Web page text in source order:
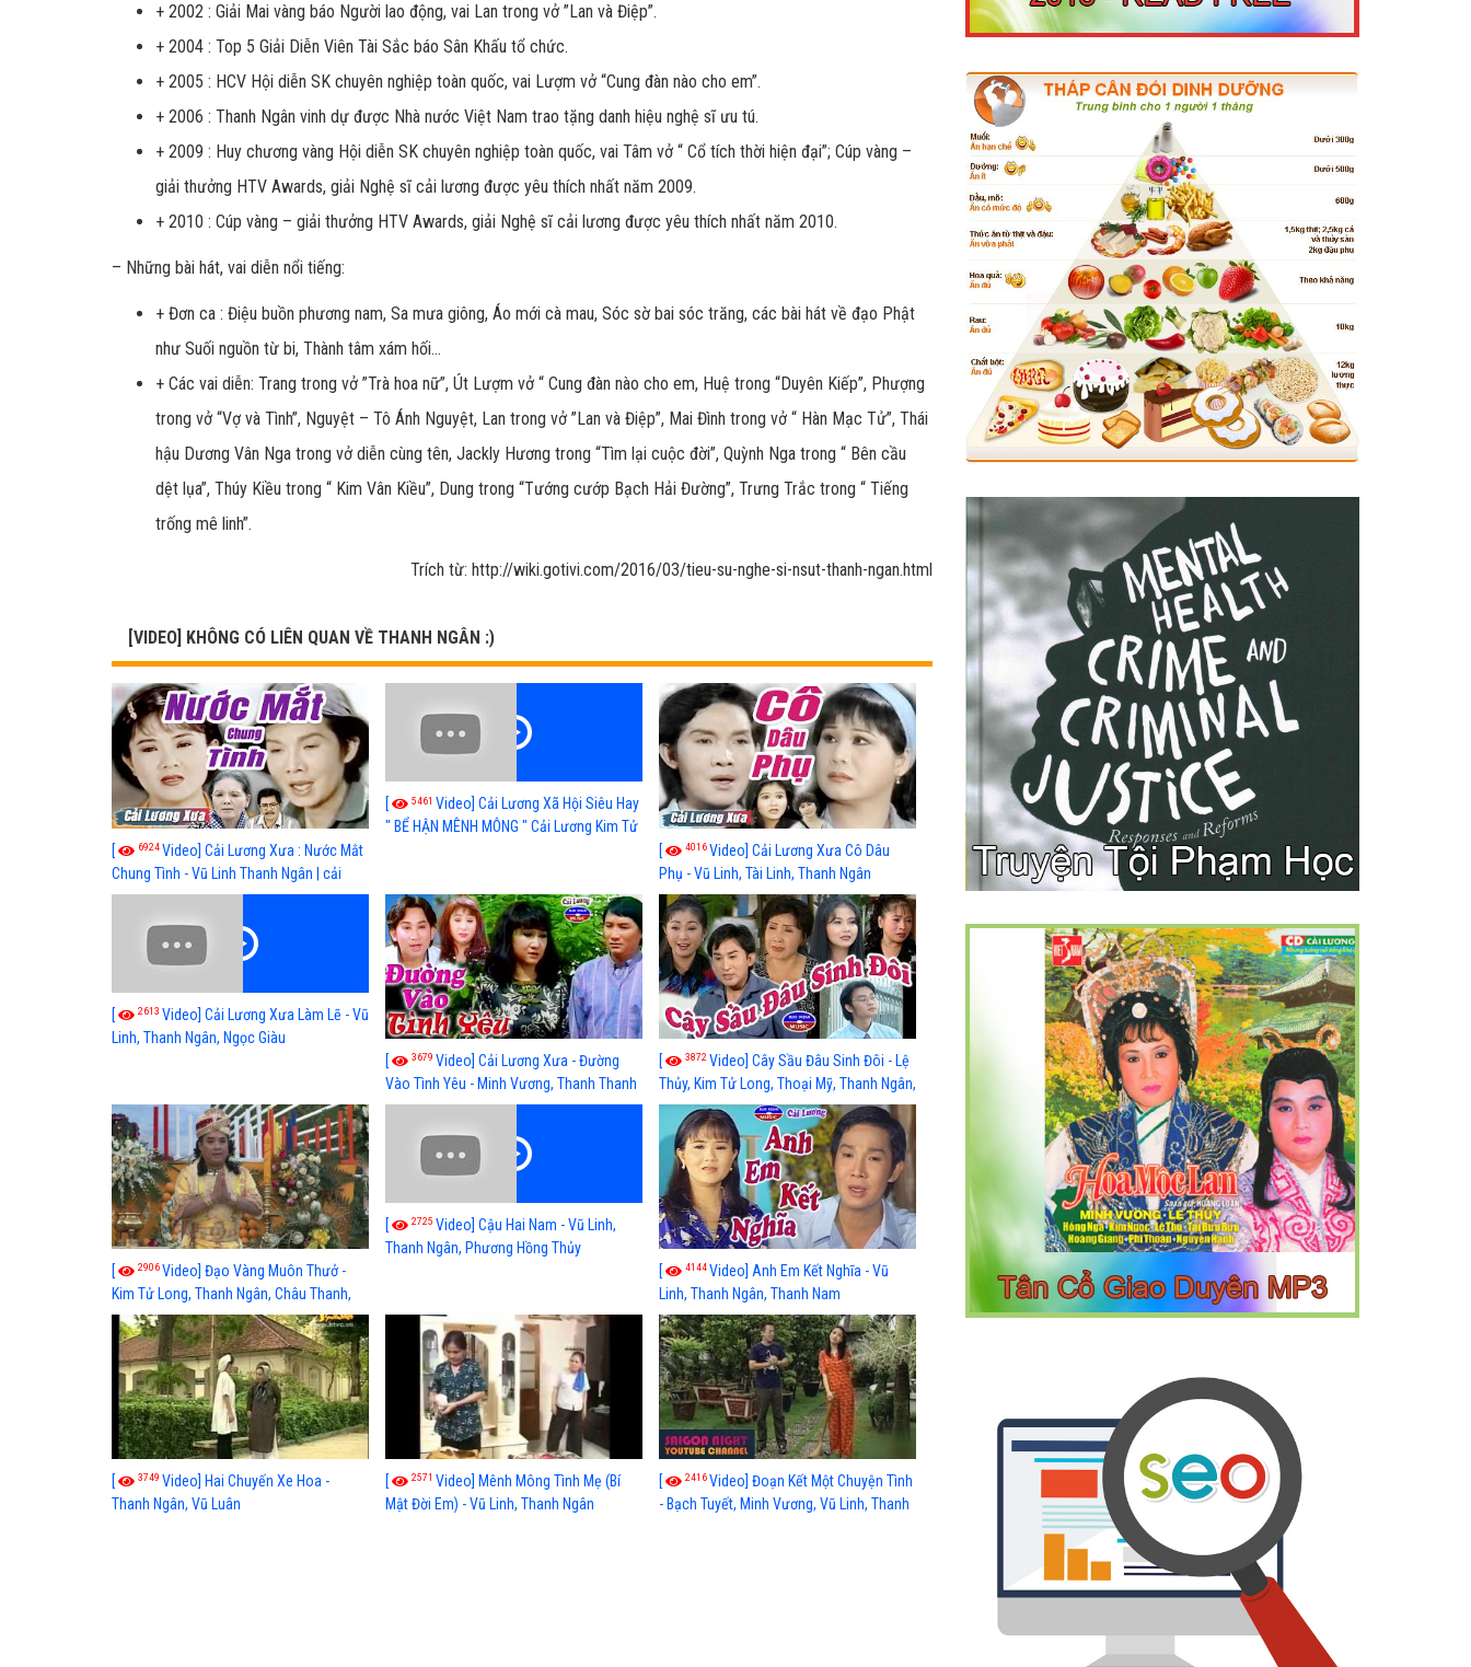
+ 2002 : Giải Mai vàng báo Người lao động, vai Lan trong vở ”Lan và Điệp”.
+ 2004 : Top 5 Giải Diễn Viên Tài Sắc báo Sân Khấu tổ chức.
+ 2005 : HCV Hội diễn SK chuyên nghiệp toàn quốc, vai Lượm vở “Cung đàn nào cho em”.
+ 2006 : Thanh Ngân vinh dự được Nhà nước Việt Nam trao tặng danh hiệu nghệ sĩ ưu tú.
+ 2009 : Huy chương vàng Hội diễn SK chuyên nghiệp toàn quốc, vai Tâm vở “ Cổ tích thời hiện đại”; Cúp vàng –
giải thưởng HTV Awards, giải Nghệ sĩ cải lương được yêu thích nhất năm 2009.
+ 2010 : Cúp vàng – giải thưởng HTV Awards, giải Nghệ sĩ cải lương được yêu thích nhất năm 2010.
– Những bài hát, vai diễn nổi tiếng:
+ Đơn ca : Điệu buồn phương nam, Sa mưa giông, Áo mới cà mau, Sóc sờ bai sóc trăng, các bài hát về đạo Phật
như Suối nguồn từ bi, Thành tâm xám hối…
+ Các vai diễn: Trang trong vở ”Trà hoa nữ”, Út Lượm vở “ Cung đàn nào cho em, Huệ trong “Duyên Kiếp”, Phượng
trong vở “Vợ và Tình”, Nguyệt – Tô Ánh Nguyệt, Lan trong vở ”Lan và Điệp”, Mai Đình trong vở “ Hàn Mạc Tử”, Thái
hậu Dương Vân Nga trong vở diễn cùng tên, Jackly Hương trong “Tìm lại cuộc đời”, Quỳnh Nga trong “ Bên cầu
dệt lụa”, Thúy Kiều trong “ Kim Vân Kiều”, Dung trong “Tướng cướp Bạch Hải Đường”, Trưng Trắc trong “ Tiếng
trống mê linh”.
Trích từ: http://wiki.gotivi.com/2016/03/tieu-su-nghe-si-nsut-thanh-ngan.html
[VIDEO] KHÔNG CÓ LIÊN QUAN VỀ THANH NGÂN :)
[ 6924Video] Cải Lương Xưa : Nước Mắt
Chung Tình - Vũ Linh Thanh Ngân | cải
lương xã hội hay nhất
[ 5461 Video] Cải Lương Xã Hội Siêu Hay
" BỂ HẬN MÊNH MÔNG " Cải Lương Kim Tử
[ 4016Video] Cải Lương Xưa Cô Dâu
Phụ - Vũ Linh, Tài Linh, Thanh Ngân
[ 2613 Video] Cải Lương Xưa Làm Lẽ - Vũ
Linh, Thanh Ngân, Ngọc Giàu
[
3679 Video] Cải Lương Xưa - Đường
Vào Tình Yêu - Minh Vương, Thanh Thanh
Tâm, Kim Tử Long, Thoại Mỹ, Thanh Ngân
[ 3872 Video] Cây Sầu Đâu Sinh Đôi - Lệ
Thủy, Kim Tử Long, Thoại Mỹ, Thanh Ngân,
Phượng Hằng, Trọng Hữu, Kim Tiểu Long,
Ngân Tuấn, Thanh Tú
[ 2906Video] Đạo Vàng Muôn Thưở -
Kim Tử Long, Thanh Ngân, Châu Thanh,
Cẩm Tiên, Diệp Lang, Tuấn Anh, Bảo
Chung, Điền Tử Lang, Anh Danh, Hồng
Yến, Phượng Loan
[ 2725 Video] Cậu Hai Nam - Vũ Linh,
Thanh Ngân, Phương Hồng Thủy
[
4144Video] Anh Em Kết Nghĩa - Vũ
Linh, Thanh Ngân, Thanh Nam
[ 3749 Video] Hai Chuyến Xe Hoa -
Thanh Ngân, Vũ Luân
[ 2571 Video] Mênh Mông Tình Mẹ (Bí
Mật Đời Em) - Vũ Linh, Thanh Ngân
[ 2416Video] Đoạn Kết Một Chuyện Tình
- Bạch Tuyết, Minh Vương, Vũ Linh, Thanh
Like Fanpage Để Ủng Hộ Chúng Tôi Duy Trì Website
Powered bynetcore.vn